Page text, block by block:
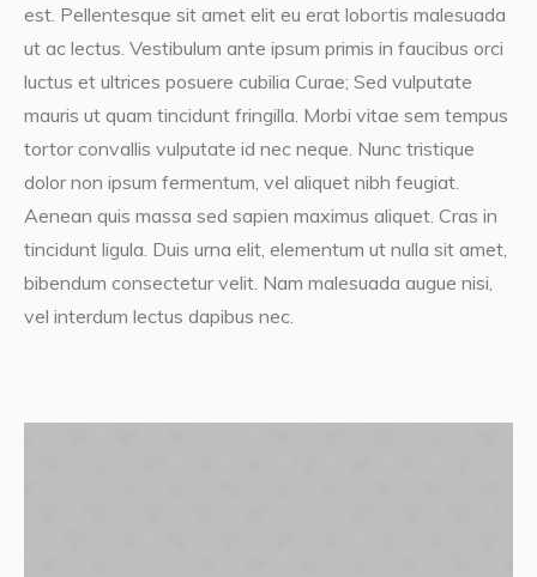
est. Pellentesque sit amet elit eu erat lobortis malesuada
ut ac lectus. Vestibulum ante ipsum primis in faucibus orci
luctus et ultrices posuere cubilia Curae; Sed vulputate
mauris ut quam tincidunt fringilla. Morbi vitae sem tempus
tortor convallis vulputate id nec neque. Nunc tristique
dolor non ipsum fermentum, vel aliquet nibh feugiat.
Aenean quis massa sed sapien maximus aliquet. Cras in
tincidunt ligula. Duis urna elit, elementum ut nulla sit amet,
bibendum consectetur velit. Nam malesuada augue nisi,
vel interdum lectus dapibus nec.